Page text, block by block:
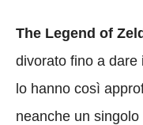
The Legend of
divorato fino a dare
lo hanno così
neanche un